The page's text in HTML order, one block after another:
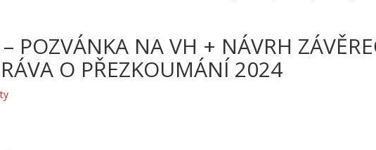
POZVÁNKA NA VH + NÁVRH
O PŘEZKOUMÁNÍ 2024